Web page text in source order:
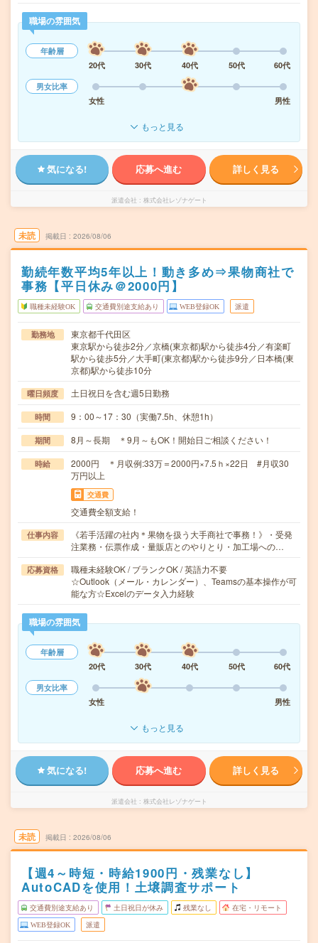
職場の雰囲気
年齢層
20代
30代 40代 50代
60代
男女比率
女性
男性
もっと見る
気になる! 応募へ進む 詳しく見る
派遣会社 株式会社レゾナゲート
未読 掲載日 2026/08/06
勤続年数平均5年以上！動き多め⇒果物商社で
事務【平日休み＠2000円】
職種未経験OK 交通費別途支給あり WEB登録OK 派遣
勤務地
東京都千代田区
東京駅から徒歩2分／京橋(東京都)駅から徒歩4分／有楽町
駅から徒歩5分／大手町(東京都)駅から徒歩9分／日本橋(東
京都)駅から徒歩10分
曜日頻度 土日祝日を含む週5日勤務
時間 9：00～17：30（実働7.5h、休憩1h）
期間 8月～長期 ＊9月～もOK！開始日ご相談ください！
時給
2000円 ＊月収例:33万＝2000円×7.5ｈ×22日 #月収30
万円以上
交通費
交通費全額支給！
仕事内容
《若手活躍の社内＊果物を扱う大手商社で事務！》・受発
注業務・伝票作成・量販店とのやりとり・加工場への…
応募資格
職種未経験OK / ブランクOK / 英語力不要
☆Outlook（メール・カレンダー）、Teamsの基本操作が可
能な方☆Excelのデータ入力経験
職場の雰囲気
年齢層
20代
30代 40代 50代
60代
男女比率
女性
男性
もっと見る
気になる! 応募へ進む 詳しく見る
派遣会社 株式会社レゾナゲート
未読 掲載日 2026/08/06
【週4～時短・時給1900円・残業なし】
AutoCADを使用！土壌調査サポート
交通費別途支給あり 土日祝日が休み 残業なし 在宅・リモート
WEB登録OK 派遣